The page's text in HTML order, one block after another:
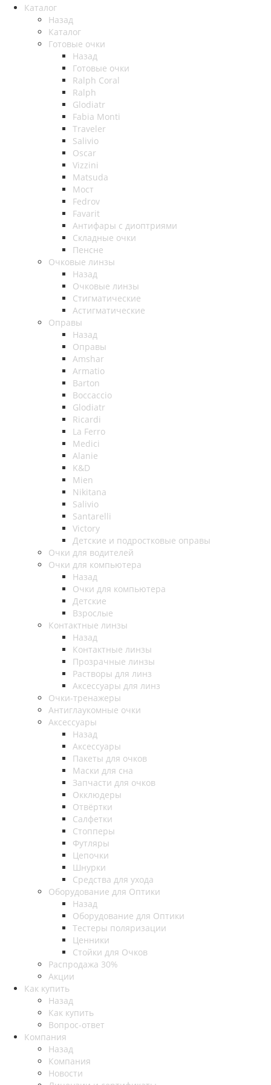
Каталог
Назад
Каталог
Готовые очки
Назад
Готовые очки
Ralph Coral
Ralph
Glodiatr
Fabia Monti
Traveler
Salivio
Oscar
Vizzini
Matsuda
Мост
Fedrov
Favarit
Антифары с диоптриями
Складные очки
Пенсне
Очковые линзы
Назад
Очковые линзы
Стигматические
Астигматические
Оправы
Назад
Оправы
Amshar
Armatio
Barton
Boccaccio
Glodiatr
Ricardi
La Ferro
Medici
Alanie
K&D
Mien
Nikitana
Salivio
Santarelli
Victory
Детские и подростковые оправы
Очки для водителей
Очки для компьютера
Назад
Очки для компьютера
Детские
Взрослые
Контактные линзы
Назад
Контактные линзы
Прозрачные линзы
Растворы для линз
Аксессуары для линз
Очки-тренажеры
Антиглаукомные очки
Аксессуары
Назад
Аксессуары
Пакеты для очков
Маски для сна
Запчасти для очков
Окклюдеры
Отвёртки
Салфетки
Стопперы
Футляры
Цепочки
Шнурки
Средства для ухода
Оборудование для Оптики
Назад
Оборудование для Оптики
Тестеры поляризации
Ценники
Стойки для Очков
Распродажа 30%
Акции
Как купить
Назад
Как купить
Вопрос-ответ
Компания
Назад
Компания
Новости